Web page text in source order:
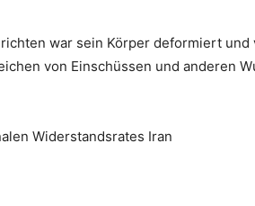
war sein Körper deformiert
von Einschüssen und anderen
Widerstandsrates Iran